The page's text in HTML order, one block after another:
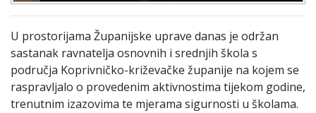
U prostorijama Županijske uprave danas je održan
sastanak ravnatelja osnovnih i srednjih škola s
područja Koprivničko-križevačke županije na kojem se
raspravljalo o provedenim aktivnostima tijekom godine,
trenutnim izazovima te mjerama sigurnosti u školama.